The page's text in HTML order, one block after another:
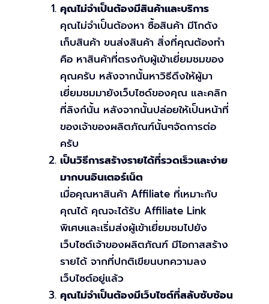
คุณไม่จำเป็นต้องมีสินค้าและบริการ
คุณไม่จำเป็นต้องหา ซื้อสินค้า มีโกดัง
เก็บสินค้า ขนส่งสินค้า สิ่งที่คุณต้องทำ
คือ หาสินค้าที่ตรงกับผู้เข้าเยี่ยมชมของ
คุณครับ หลังจากนั้นหาวิธีดึงให้ผู้มา
เยี่ยมชมมายังเว็บไซด์ของคุณ และคลิก
ที่ลิงก๋นั้น หลังจากนั้นปล่อยให้เป็นหน้าที่
ของเจ้าของผลิตภัณฑ์นั้นๆจัดการต่อ
ครับ
เป็นวิธีการสร้างรายได้ที่รวดเร็วและง่าย
มากบนอินเตอร์เน็ต
เมื่อคุณหาสินค้า Affiliate ที่เหมาะกับ
คุณได้ คุณจะได้รับ Affiliate Link
พิเศษและเริ่มส่งผู้เข้าเยี่ยมชมไปยัง
เว็บไซต์เจ้าของผลิตภัณฑ์ มีโอกาสสร้าง
รายได้ จากที่ปกติเขียนบทความลง
เว็บไซต์อยู่แล้ว
คุณไม่จำเป็นต้องมีเว็บไซต์ที่สลับซับซ้อน